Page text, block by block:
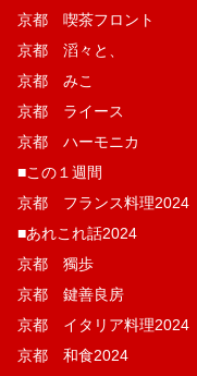
京都 喫茶フロント
京都 滔々と、
京都 みこ
京都 ライース
京都 ハーモニカ
■この１週間
京都 フランス料理2024
■あれこれ話2024
京都 獨歩
京都 鍵善良房
京都 イタリア料理2024
京都 和食2024